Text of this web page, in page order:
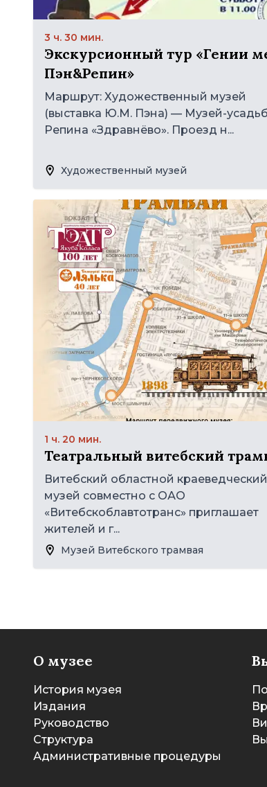
3 ч. 30 мин.
Экскурсионный тур «Гении
Пэн&Репин»
Маршрут: Художественный музей
(выставка Ю.М. Пэна) — Музей-
Репина «Здравнёво». Проезд н...
Художественный музей
1 ч. 20 мин.
Театральный витебский
Витебский областной краеведческий
музей совместно с ОАО
«Витебскоблавтотранс» приглашает
жителей и г...
Музей Витебского трамвая
О музее
История музея
Издания
Руководство
Структура
Административные процедуры